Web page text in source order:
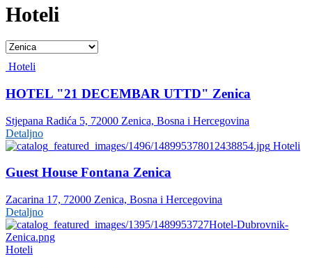
Hoteli
Hoteli
HOTEL "21 DECEMBAR UTTD" Zenica
Stjepana Radića 5, 72000 Zenica, Bosna i Hercegovina
Detaljno
Hoteli
Guest House Fontana Zenica
Zacarina 17, 72000 Zenica, Bosna i Hercegovina
Detaljno
Hoteli